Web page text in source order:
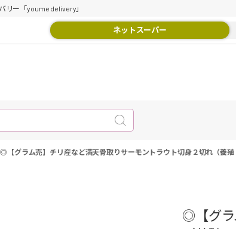
リー「youme delivery」
ネットスーパー
◎【グラム売】チリ産など満天骨取りサーモントラウト切身２切れ（
◎【グラ